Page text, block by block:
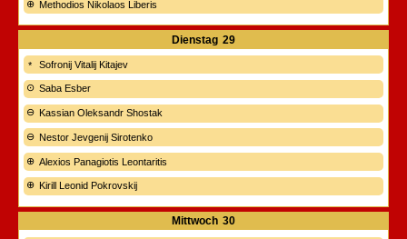
Methodios Nikolaos Liberis
Dienstag 29
Sofronij Vitalij Kitajev
Saba Esber
Kassian Oleksandr Shostak
Nestor Jevgenij Sirotenko
Alexios Panagiotis Leontaritis
Kirill Leonid Pokrovskij
Mittwoch 30